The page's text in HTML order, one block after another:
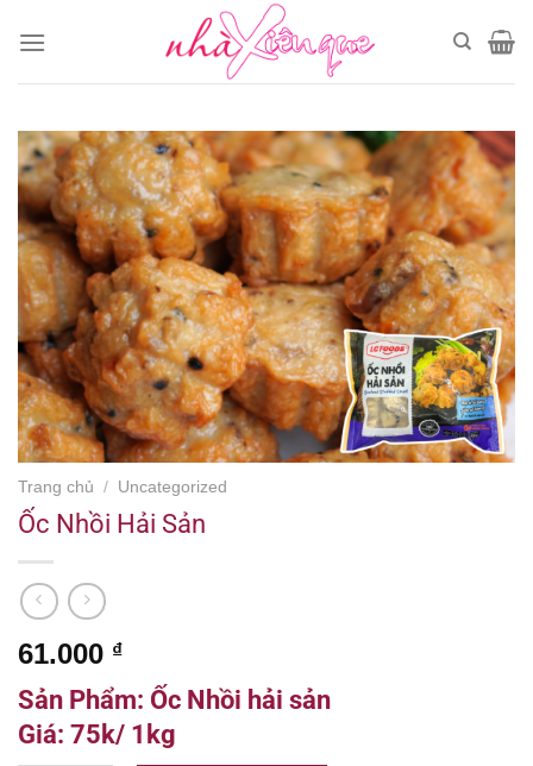
đến
Trang chủ / Uncategorized
Ốc Nhồi Hải Sản
61.000 ₫
Sản Phẩm: Ốc Nhồi hải sản
Giá: 75k/ 1kg